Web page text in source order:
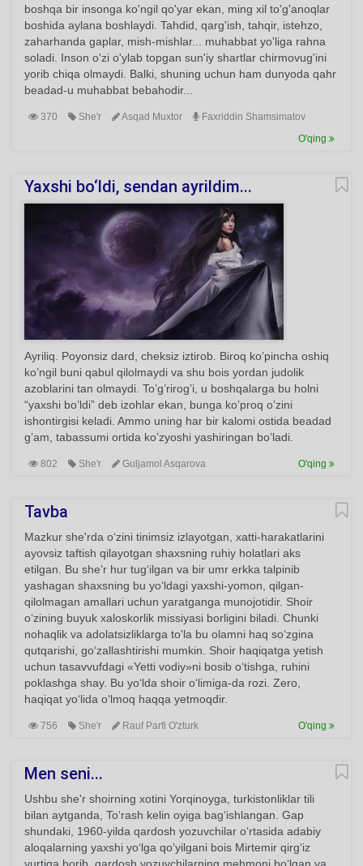
boshqa bir insonga ko'ngil qo'yar ekan, ming xil to'g'anoqlar
boshida aylana boshlaydi. Tahdid, qarg'ish, tahqir, istehzo,
zaharhanda gaplar, mish-mishlar... muhabbat yo'liga rahna
soladi. Inson o'zi o'ylab topgan sun'iy shartlar chirmovug'ini
yorib chiqa olmaydi. Balki, shuning uchun ham dunyoda qahr
beadad-u muhabbat bebahodir...
370 She'r Asqad Muxtor
Faxriddin Shamsimatov
O'qing
Yaxshi bo‘ldi, sendan ayrildim...
Ayriliq. Poyonsiz dard, cheksiz iztirob. Biroq ko’pincha oshiq
ko’ngil buni qabul qilolmaydi va shu bois yordan judolik
azoblarini tan olmaydi. To’g’rirog’i, u boshqalarga bu holni
“yaxshi bo’ldi” deb izohlar ekan, bunga ko’proq o’zini
ishontirgisi keladi. Ammo uning har bir kalomi ostida beadad
g’am, tabassumi ortida ko’zyoshi yashiringan bo’ladi.
802 She'r Guljamol Asqarova O'qing
Tavba
Mazkur she'rda o‘zini tinimsiz izlayotgan, xatti-harakatlarini
ayovsiz taftish qilayotgan shaxsning ruhiy holatlari aks
etilgan. Bu she’r hur tug‘ilgan va bir umr erkka talpinib
yashagan shaxsning bu yo‘ldagi yaxshi-yomon, qilgan-
qilolmagan amallari uchun yaratganga munojotidir. Shoir
o‘zining buyuk xaloskorlik missiyasi borligini biladi. Chunki
nohaqlik va adolatsizliklarga to'la bu olamni haq so‘zgina
qutqarishi, go‘zallashtirishi mumkin. Shoir haqiqatga yetish
uchun tasavvufdagi «Yetti vodiy»ni bosib o‘tishga, ruhini
poklashga shay. Bu yo‘lda shoir o‘limiga-da rozi. Zero,
haqiqat yo‘lida o‘lmoq haqqa yetmoqdir.
756 She'r Rauf Parfi O'zturk O'qing
Men seni...
Ushbu she'r shoirning xotini Yorqinoyga, turkistonliklar tili
bilan aytganda, To‘rash kelin oyiga bag‘ishlangan. Gap
shundaki, 1960-yilda qardosh yozuvchilar o‘rtasida adabiy
aloqalarning yaxshi yo‘lga qo‘yilgani bois Mirtemir qirg‘iz